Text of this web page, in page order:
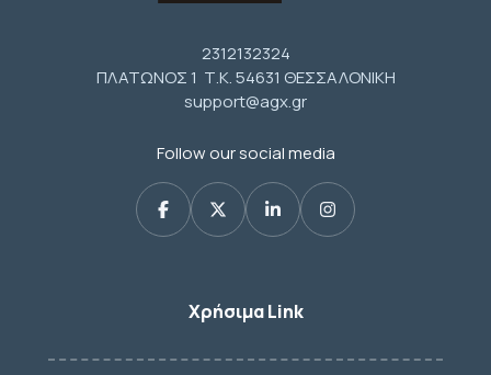
2312132324
ΠΛΑΤΩΝΟΣ 1 Τ.Κ. 54631 ΘΕΣΣΑΛΟΝΙΚΗ
support@agx.gr
Follow our social media
Χρήσιμα Link